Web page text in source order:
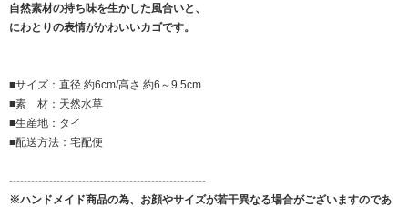
自然素材の持ち味を生かした風合いと、
にわとりの表情がかわいいカゴです。
■サイズ：直径 約6cm/高さ 約6～9.5cm
■素 材：天然水草
■生産地：タイ
■配送方法：宅配便
------------------------------------------------------
※ハンドメイド商品の為、お顔やサイズが若干異なる場合がございますのであ